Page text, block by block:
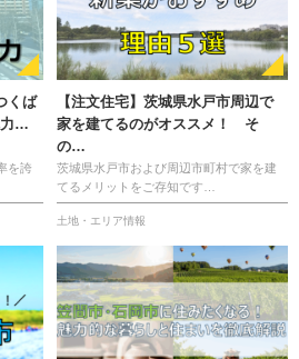
くば
力…
を誇
【注文住宅】茨城県水戸市周辺で
家を建てるのがオススメ！ そ
の…
茨城県水戸市および周辺市町村で家を建
てるメリットをご存知です…
土地・エリア情報